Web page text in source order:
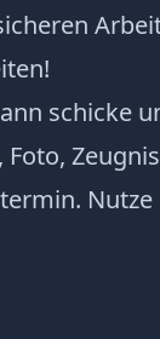
schicke
Nutze